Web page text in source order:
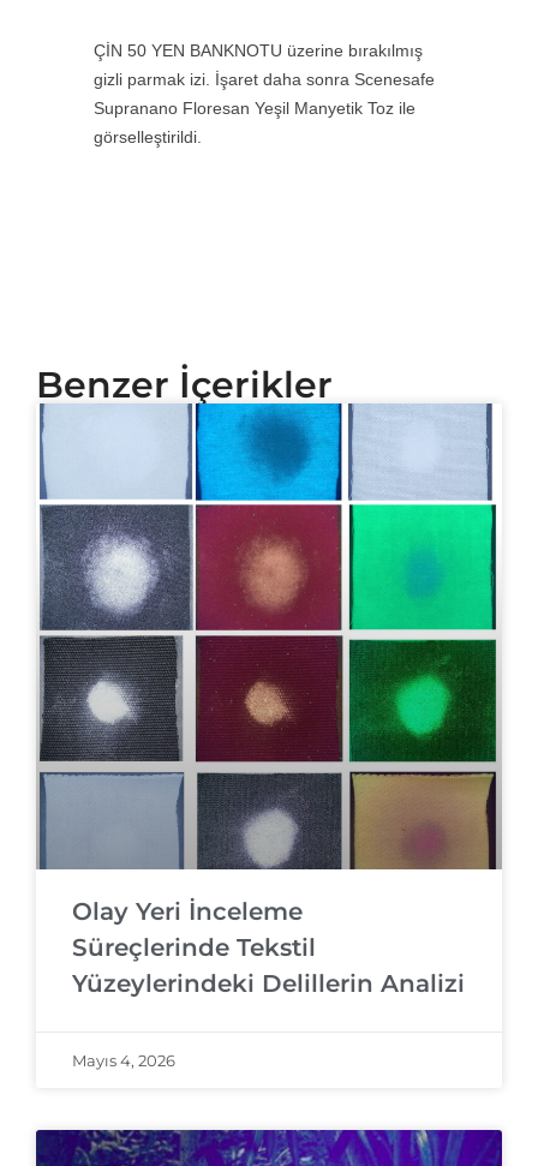
ÇİN 50 YEN BANKNOTU üzerine bırakılmış
gizli parmak izi. İşaret daha sonra Scenesafe
Supranano Floresan Yeşil Manyetik Toz ile
görselleştirildi.
Benzer İçerikler
Olay Yeri İnceleme
Süreçlerinde Tekstil
Yüzeylerindeki Delillerin Analizi
Mayıs 4, 2026